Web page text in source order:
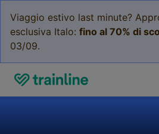
Viaggio estivo last minute?
esclusiva Italo: fino al 70% di
03/09.